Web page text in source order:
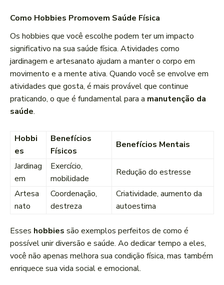
Como Hobbies Promovem Saúde Física
Os hobbies que você escolhe podem ter um impacto
significativo na sua saúde física. Atividades como
jardinagem e artesanato ajudam a manter o corpo em
movimento e a mente ativa. Quando você se envolve em
atividades que gosta, é mais provável que continue
praticando, o que é fundamental para a manutenção da
saúde.
Hobbi
es
Benefícios
Físicos
Benefícios Mentais
Jardinag
em
Exercício,
mobilidade
Redução do estresse
Artesa
nato
Coordenação,
destreza
Criatividade, aumento da
autoestima
Esses hobbies são exemplos perfeitos de como é
possível unir diversão e saúde. Ao dedicar tempo a eles,
você não apenas melhora sua condição física, mas também
enriquece sua vida social e emocional.